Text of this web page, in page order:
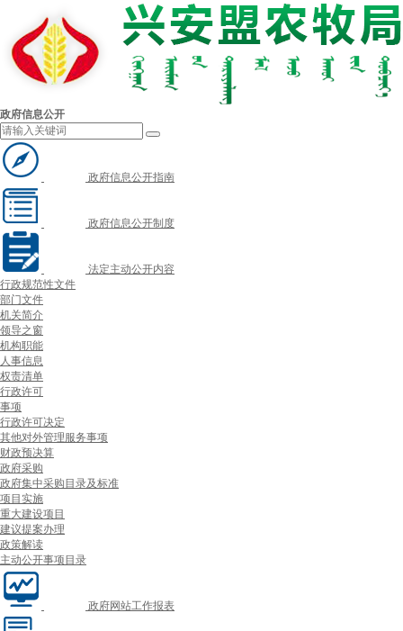
政府信息公开
政府信息公开指南
政府信息公开制度
法定主动公开内容
行政规范性文件
部门文件
机关简介
领导之窗
机构职能
人事信息
权责清单
行政许可
事项
行政许可决定
其他对外管理服务事项
财政预决算
政府采购
政府集中采购目录及标准
项目实施
重大建设项目
建议提案办理
政策解读
主动公开事项目录
政府网站工作报表